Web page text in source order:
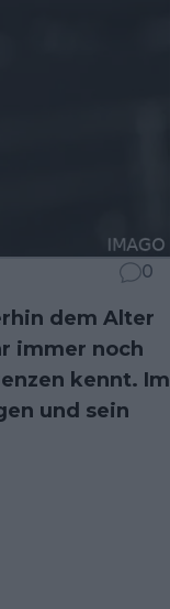
0
dem Alter
immer noch
kennt. Im
und sein